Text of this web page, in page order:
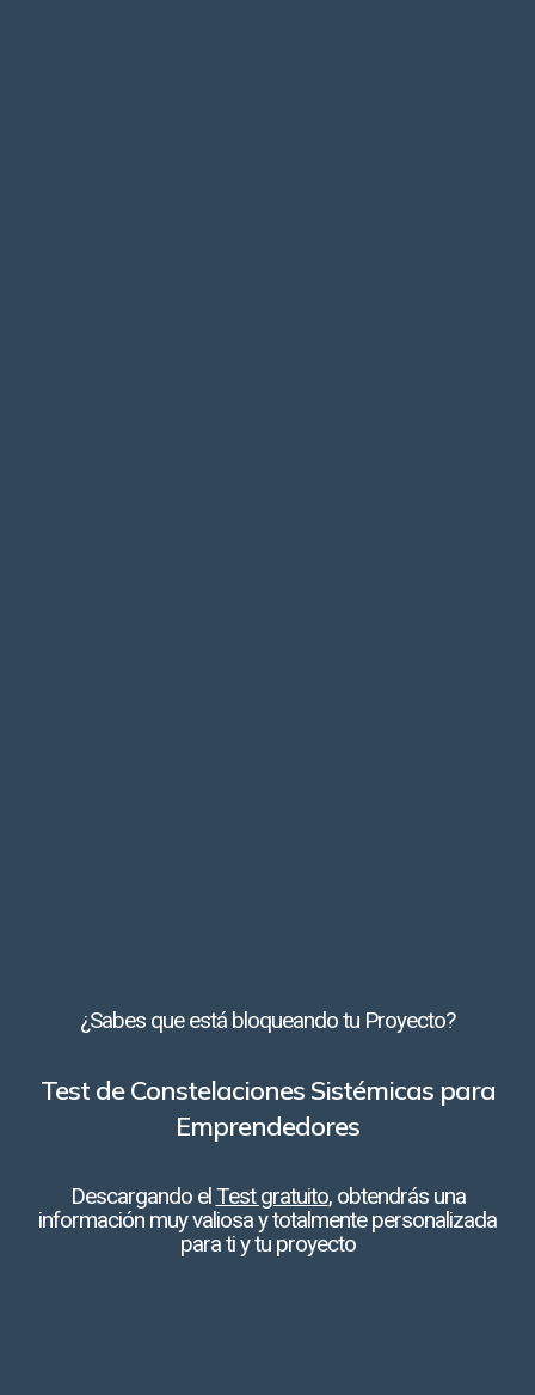
¿Sabes que está bloqueando tu Proyecto?
Test de Constelaciones Sistémicas para
Emprendedores
Descargando elTest gratuito, obtendrás una
información muy valiosa y totalmente personalizada
para ti y tu proyecto